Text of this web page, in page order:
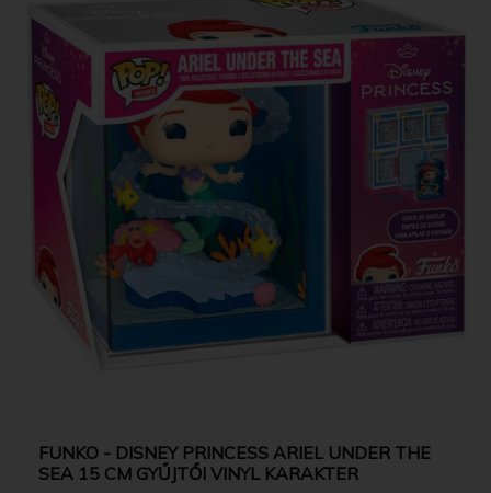
FUNKO - DISNEY PRINCESS ARIEL UNDER THE
SEA 15 CM GYŰJTŐI VINYL KARAKTER